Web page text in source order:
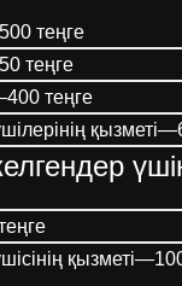
теңге
теңге
теңге